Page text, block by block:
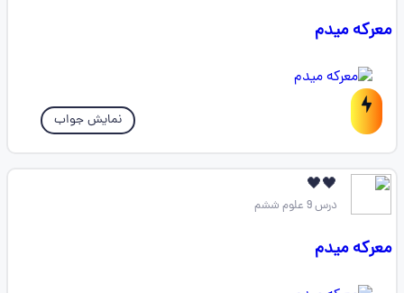
معرکه میدم
نمایش جواب
🖤🖤
درس 9 علوم ششم
معرکه میدم